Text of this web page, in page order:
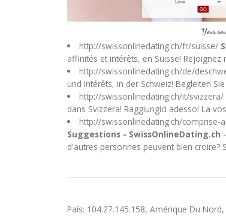
http://swissonlinedating.ch/fr/suisse/
affinités et intérêts, en Suisse!
http://swissonlinedating.ch/de/
und Intérêts, in der Schweiz! Begleiten
http://swissonlinedating.ch/it/svizzera/
dans Svizzera! Raggiungici adesso! La
http://swissonlinedating.ch/
Suggestions - SwissOnlineDating.ch
d'autres personnes peuvent bien croire?
País: 104.27.145.158, Amérique Du Nord,